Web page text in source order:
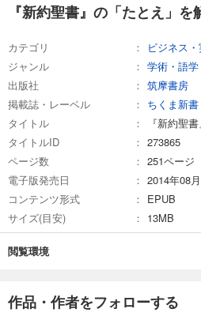
『新約聖書』の「たとえ」
カテゴリ
ビジネス
ジャンル
学術・語学
出版社
筑摩書房
掲載誌・レーベル
ちくま新書
タイトル
『新約聖
タイトルID
273865
ページ数
251ページ
電子版発売日
2014年08
コンテンツ形式
EPUB
サイズ(目安)
13MB
閲覧環境
作品・作者をフォローする